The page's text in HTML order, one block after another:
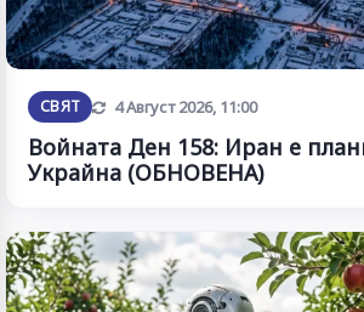
СВЯТ Обновена
4 Август 2026, 11:00
Войната Ден 158: Иран е
Украйна (ОБНОВЕНА)